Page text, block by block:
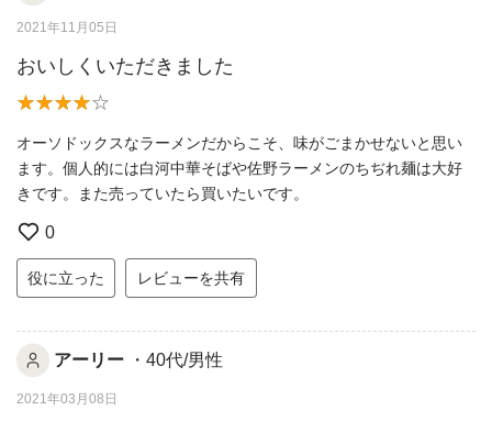
2021年11月05日
おいしくいただきました
オーソドックスなラーメンだからこそ、味がごまかせないと思い
ます。個人的には白河中華そばや佐野ラーメンのちぢれ麺は大好
きです。また売っていたら買いたいです。
0
役に立った レビューを共有
アーリー ・40代/男性
2021年03月08日